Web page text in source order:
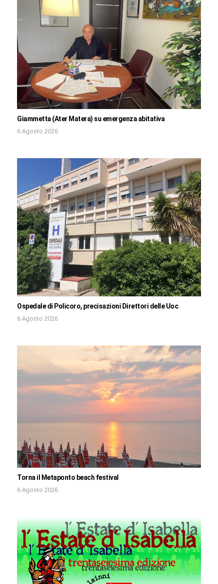
Giammetta (Ater Matera) su emergenza abitativa
6 Agosto 2026
Ospedale di Policoro, precisazioni Direttori delle Uoc
6 Agosto 2026
Torna il Metaponto beach festival
6 Agosto 2026